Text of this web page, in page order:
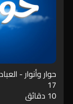
حوار وأنوار -
17
10 دقائق